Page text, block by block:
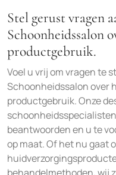
Stel gerust vragen
Schoonheidssalon
productgebruik.
Voel u vrij om vragen te
Schoonheidssalon over
productgebruik. Onze
beantwoorden en u te
op maat. Of het nu gaat